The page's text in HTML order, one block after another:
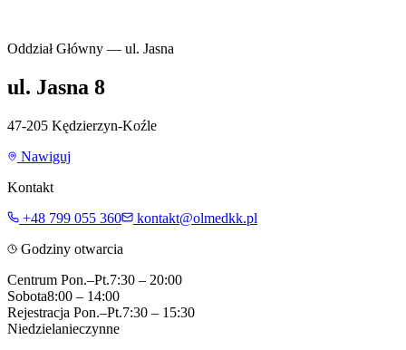
Oddział Główny — ul. Jasna
ul. Jasna 8
47-205 Kędzierzyn-Koźle
Nawiguj
Kontakt
+48 799 055 360
kontakt@olmedkk.pl
Godziny otwarcia
Centrum Pon.–Pt.7:30 – 20:00
Sobota8:00 – 14:00
Rejestracja Pon.–Pt.7:30 – 15:30
Niedzielanieczynne